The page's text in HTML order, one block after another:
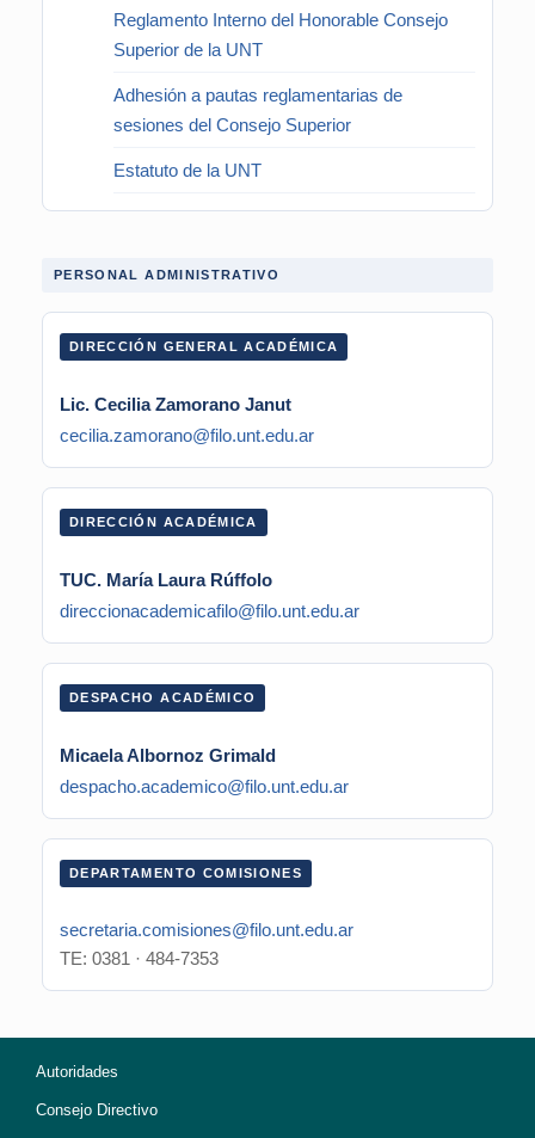
Reglamento Interno del Honorable Consejo
Superior de la UNT
Adhesión a pautas reglamentarias de
sesiones del Consejo Superior
Estatuto de la UNT
PERSONAL ADMINISTRATIVO
DIRECCIÓN GENERAL ACADÉMICA
Lic. Cecilia Zamorano Janut
cecilia.zamorano@filo.unt.edu.ar
DIRECCIÓN ACADÉMICA
TUC. María Laura Rúffolo
direccionacademicafilo@filo.unt.edu.ar
DESPACHO ACADÉMICO
Micaela Albornoz Grimald
despacho.academico@filo.unt.edu.ar
DEPARTAMENTO COMISIONES
secretaria.comisiones@filo.unt.edu.ar
TE: 0381 · 484-7353
Autoridades
Consejo Directivo